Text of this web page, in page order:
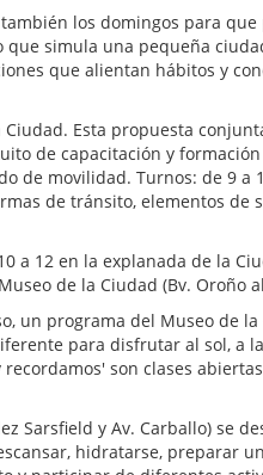
los domingos para
simula una pequeña
que alientan hábitos y
Ciudad. Esta propuesta
de capacitación y
de movilidad. Turnos: de 9 a
de tránsito, elementos de
a 12 en la explanada de la
de la Ciudad (Bv. Oroño
un programa del Museo de
para disfrutar al sol, a
son clases
Sarsfield y Av. Carballo) se
hidratarse, preparar